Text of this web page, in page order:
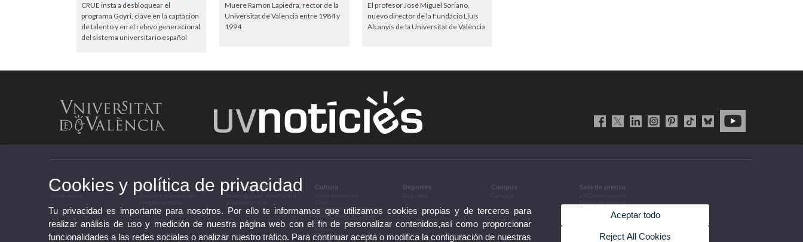
CRUE insta a desbloquear el
programa Goyri, clave en la captación
de talento y en el relevo generacional
del sistema universitario español
Muere Ramon Lapiedra, rector de la
Universitat de València entre 1984 y
1994
El profesor José Miguel Soriano,
nuevo director de la Fundació Lluís
Alcanyís de la Universitat de València
Institucional Estudios Investigación Cultura
Conferencias y debates
Congresos y jornadas
Exposiciones
Letras
Música
Deportes Campus Sala de prensa
Acuerdos de gobierno
Cookies y política de privacidad
Tu privacidad es importante para nosotros. Por ello te informamos que utilizamos cookies propias y de terceros para
realizar análisis de uso y medición de nuestra página web con el fin de personalizar contenidos,así como proporcionar
funcionalidades a las redes sociales o analizar nuestro tráfico. Para continuar acepta o modifica la configuración de nuestras
Aceptar todo
Reject All Cookies